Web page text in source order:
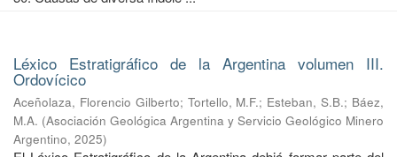
Léxico Estratigráfico de la Argentina volumen III.
Ordovícico
Aceñolaza, Florencio Gilberto; Tortello, M.F.; Esteban, S.B.; Báez,
M.A. (Asociación Geológica Argentina y Servicio Geológico Minero
Argentino, 2025)